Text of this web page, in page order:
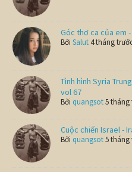
Góc thơ ca của em
BởiSalut 4 tháng
Tình hình Syria
vol 67
Bởi quangsot5 tháng
Cuộc chiến Israel -
Bởi quangsot5 tháng